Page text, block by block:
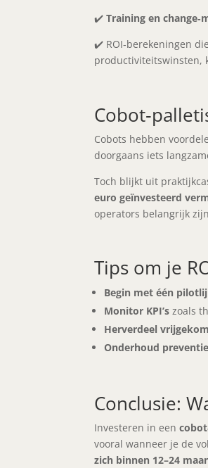
✔️Training en
✔️ ROI‑berekeningen
productiviteitswinsten,
Cobots hebben
doorgaans iets
Toch blijkt uit
euro geïnvesteerd
operators belangrijk
Tips om je
Begin met één
Monitor KPI’s zoals
Herverdeel
Onderhoud
Conclusie:
Investeren in een
vooral wanneer je de
zich binnen 12–24